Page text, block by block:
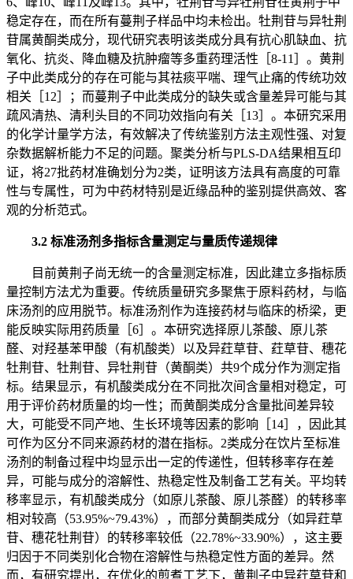
稳定存在，而在所有蔓荆子样品中均未检出。牡荆苷与异牡荆
苷属黄酮类成分，现代研究表明该类成分具有抗心肌缺血、抗
氧化、抗炎、降血糖及抗肿瘤等多重药理活性［8-11］。黄荆
子中此类成分的存在可能与其祛痰平喘、理气止痛的传统功效
相关［12］；而蔓荆子中此类成分的缺失或含量差异可能与其
疏风清热、清利头目的不同功效指向有关［13］。本研究采用
的化学计量学方法，有效解决了传统鉴别方法主观性强、对复
杂数据解析能力不足的问题。聚类分析与PLS-DA结果相互印
证，将27批药材准确划分为2类，证明该方法具有高度的可靠
性与专属性，可为中药材特别是近缘品种的鉴别提供高效、客
观的分析范式。
3.2 标准汤剂多指标含量测定与量质传递规律
目前黄荆子尚无统一的含量测定标准，因此建立多指标质
量控制方法尤为重要。传统质量研究多聚焦于原料药材，与临
床汤剂的应用脱节。标准汤剂作为连接药材与临床的桥梁，更
能反映实际用药质量［6］。本研究选择原儿茶酸、原儿茶
醛、对羟基苯甲酸（有机酸类）以及异荭草苷、荭草苷、穗花
牡荆苷、牡荆苷、异牡荆苷（黄酮类）共9个成分作为测定指
标。结果显示，有机酸类成分在不同批次间含量相对稳定，可
用于评价药材质量的均一性；而黄酮类成分含量批间差异较
大，可能受不同产地、生长环境等因素的影响［14］，因此其
可作为区分不同来源药材的潜在指标。2类成分在饮片至标准
汤剂的制备过程中均显示出一定的传递性，但转移率存在差
异，可能与成分的溶解性、热稳定性及制备工艺有关。平均转
移率显示，有机酸类成分（如原儿茶酸、原儿茶醛）的转移率
相对较高（53.95%~79.43%），而部分黄酮类成分（如异荭草
苷、穗花牡荆苷）的转移率较低（22.78%~33.90%），这主要
归因于不同类别化合物在溶解性与热稳定性方面的差异。然
而，有研究提出，在优化的煎煮工艺下，黄荆子中异荭草苷和